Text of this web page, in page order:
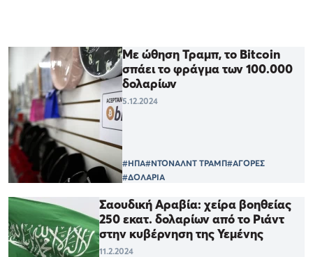
Με ώθηση Τραμπ, το Bitcoin
σπάει το φράγμα των 100.000
δολαρίων
5.12.2024
#ΗΠΑ#ΝΤΟΝΑΛΝΤ ΤΡΑΜΠ#ΑΓΟΡΕΣ
#ΔΟΛΑΡΙΑ
Σαουδική Αραβία: χείρα βοηθείας
250 εκατ. δολαρίων από το Ριάντ
στην κυβέρνηση της Υεμένης
11.2.2024